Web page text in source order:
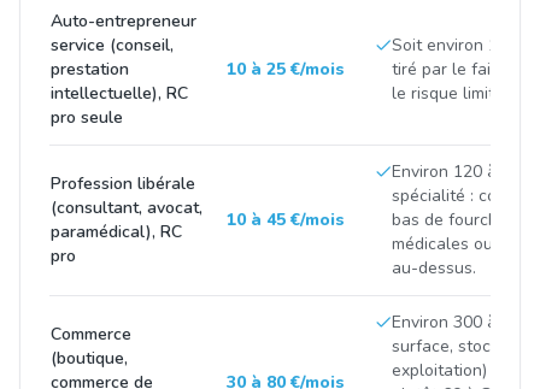
Auto-entrepreneur
service (conseil,
prestation
intellectuelle), RC
pro seule
10 à 25 €/mois
Soit environ 100 à
tiré par le faible
le risque limité de
Profession libérale
(consultant, avocat,
paramédical), RC
pro
10 à 45 €/mois
Environ 120 à 500
spécialité :
bas de fourchette,
médicales ou
au-dessus.
Commerce
(boutique,
commerce de
30 à 80 €/mois
Environ 300 à 900
surface, stock et
exploitation) ;